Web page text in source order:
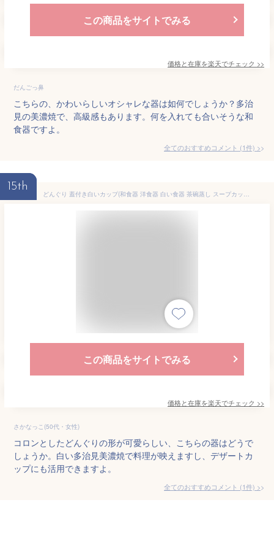
この商品をサイトでみる
価格と在庫を楽天でチェック >>
だんごっ鼻
こちらの、かわいらしいオシャレな器は如何でしょうか？多治
見の美濃焼で、高級感もあります。何を入れても合いそうな和
食器ですよ。
全てのおすすめコメント (1件) >
15th
どんぐり 蓋付き白いカップ(和食器 洋食器 白い食器 茶碗蒸し スープカップ デザートカップ cafe風 アウトレット込み フタ付き 蓋付き 蓋物 業務用 ホテル レストラン 旅館 多治見美濃焼 日本製)
この商品をサイトでみる
価格と在庫を楽天でチェック >>
さかなっこ(50代・女性)
コロンとしたどんぐりの形が可愛らしい、こちらの器はどうで
しょうか。白い多治見美濃焼で料理が映えますし、デザートカ
ップにも活用できますよ。
全てのおすすめコメント (1件) >